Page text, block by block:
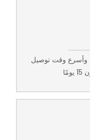
، وأسرع وقت توصيل